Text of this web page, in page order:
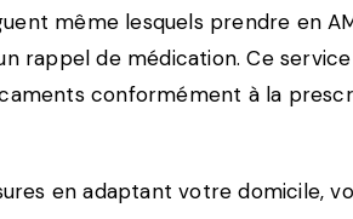
même lesquels prendre en
rappel de médication. Ce
conformément à la
en adaptant votre domicile,